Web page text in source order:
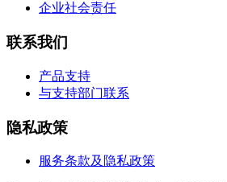
企业社会责任
联系我们
产品支持
与支持部门联系
隐私政策
服务条款及隐私政策